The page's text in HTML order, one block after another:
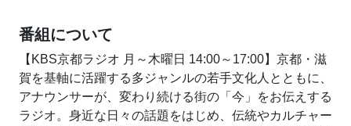
番組について
【KBS京都ラジオ 月～木曜日 14:00～17:00】京都・滋
賀を基軸に活躍する多ジャンルの若手文化人とともに、
アナウンサーが、変わり続ける街の「今」をお伝えする
ラジオ。身近な日々の話題をはじめ、伝統やカルチャー